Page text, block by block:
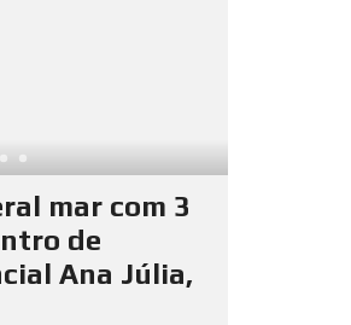
mar com 3
de
Ana Júlia,